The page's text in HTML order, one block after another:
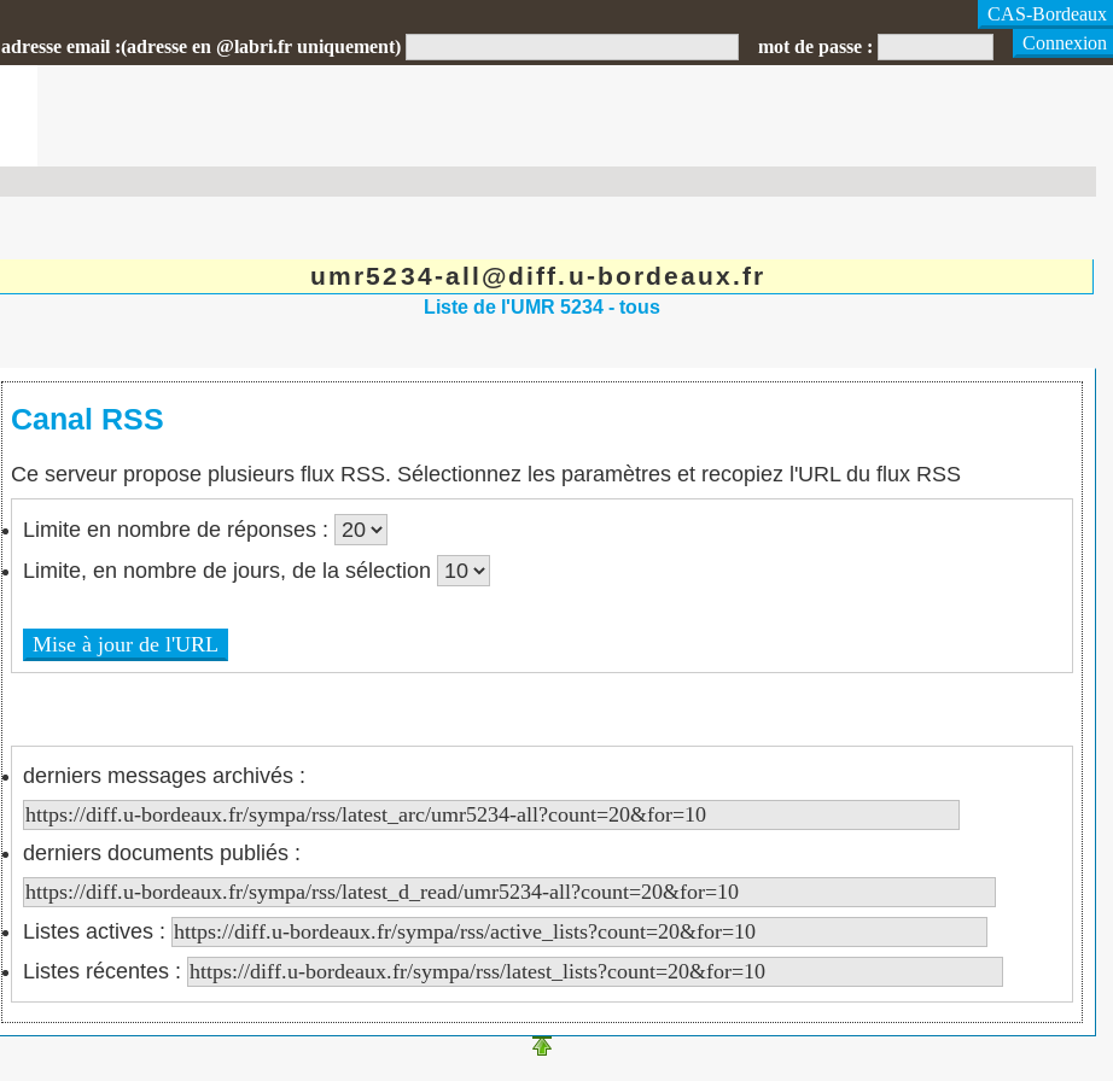
adresse email :(adresse en @labri.fr uniquement) mot de passe :
umr5234-all@diff.u-bordeaux.fr
Liste de l'UMR 5234 - tous
Canal RSS
Ce serveur propose plusieurs flux RSS. Sélectionnez les paramètres et recopiez l'URL du flux RSS
Limite en nombre de réponses :
Limite, en nombre de jours, de la sélection
derniers messages archivés :
derniers documents publiés :
Listes actives :
Listes récentes :